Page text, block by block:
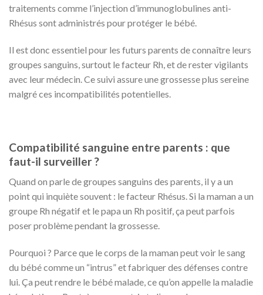
traitements comme l’injection d’immunoglobulines anti-
Rhésus sont administrés pour protéger le bébé.
Il est donc essentiel pour les futurs parents de connaître leurs
groupes sanguins, surtout le facteur Rh, et de rester vigilants
avec leur médecin. Ce suivi assure une grossesse plus sereine
malgré ces incompatibilités potentielles.
Compatibilité sanguine entre parents : que
faut-il surveiller ?
Quand on parle de groupes sanguins des parents, il y a un
point qui inquiète souvent : le facteur Rhésus. Si la maman a un
groupe Rh négatif et le papa un Rh positif, ça peut parfois
poser problème pendant la grossesse.
Pourquoi ? Parce que le corps de la maman peut voir le sang
du bébé comme un “intrus” et fabriquer des défenses contre
lui. Ça peut rendre le bébé malade, ce qu’on appelle la maladie